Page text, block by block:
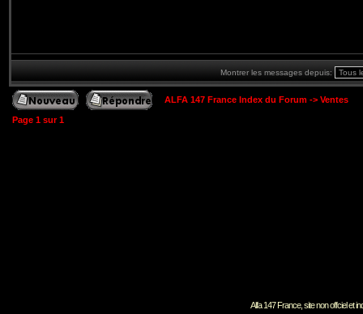
Montrer les messages depuis:
ALFA 147 France Index du Forum -> Ventes
Page 1 sur1
Alfa 147 France, site non offciel et